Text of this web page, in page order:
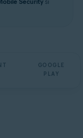
Security si
GOOGLE
PLAY